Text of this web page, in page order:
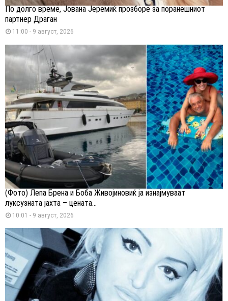
По долго време, Јована Јеремиќ прозборе за поранешниот
партнер Драган
11:00 - 9 август, 2026
(Фото) Лепа Брена и Боба Живојиновиќ ја изнајмуваат
луксузната јахта – цената...
10:01 - 9 август, 2026